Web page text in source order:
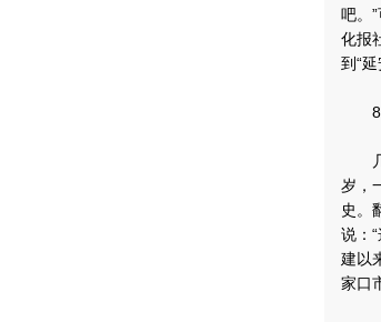
吧。
化报
到“
8月
几
岁，
史。
说：
建以
家口